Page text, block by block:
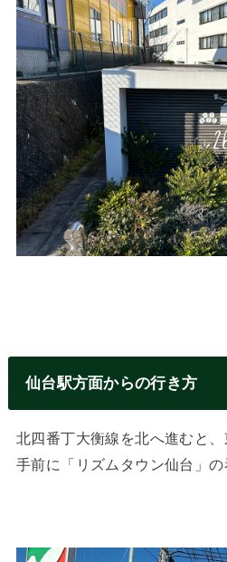
仙台駅方面からの行き方
北四番丁大衡線を北へ進むと
手前に「リズムタウン仙台」の